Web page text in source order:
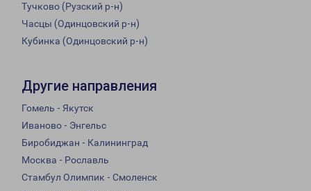
Тучково (Рузский р-н)
Часцы (Одинцовский р-н)
Кубинка (Одинцовский р-н)
Другие направления
Гомель - Якутск
Иваново - Энгельс
Биробиджан - Калининград
Москва - Рославль
Стамбул Олимпик - Смоленск